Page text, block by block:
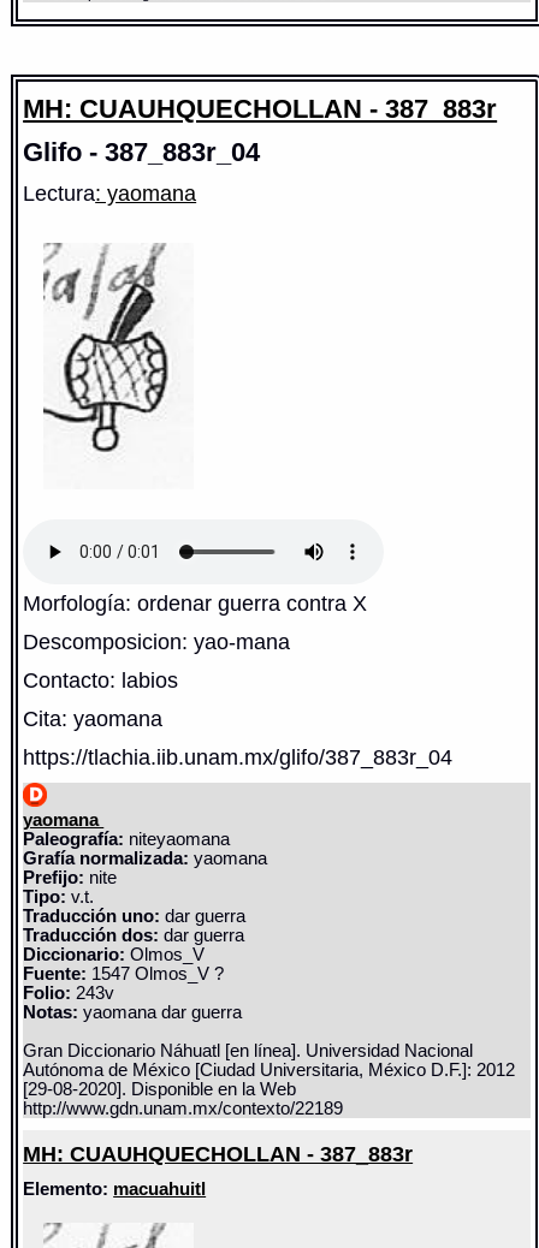
MH: CUAUHQUECHOLLAN - 387_883r
Glifo - 387_883r_04
Lectura: yaomana
Morfología: ordenar guerra contra X
Descomposicion: yao-mana
Contacto: labios
Cita: yaomana
https://tlachia.iib.unam.mx/glifo/387_883r_04
yaomana
Paleografía: niteyaomana
Grafía normalizada: yaomana
Prefijo: nite
Tipo: v.t.
Traducción uno: dar guerra
Traducción dos: dar guerra
Diccionario:Olmos_V
Fuente: 1547 Olmos_V ?
Folio: 243v
Notas: yaomana dar guerra
Gran Diccionario Náhuatl [en línea]. Universidad Nacional
Autónoma de México [Ciudad Universitaria, México D.F.]: 2012
[29-08-2020]. Disponible en la Web
http://www.gdn.unam.mx/contexto/22189
MH: CUAUHQUECHOLLAN - 387_883r
Elemento: macuahuitl